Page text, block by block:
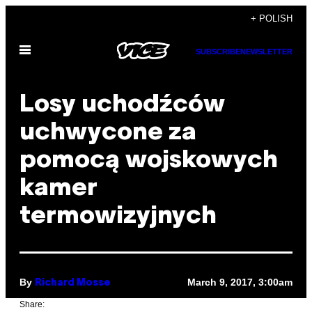
content
+ POLISH
Open
SUBSCRIBENEWSLETTER
Losy uchodźców
uchwycone za
pomocą wojskowych
kamer
termowizyjnych
By Richard Mosse March 9, 2017, 3:00am
Share: